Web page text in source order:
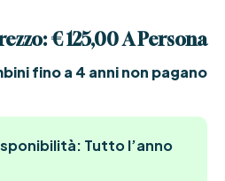
€ 125,00 A Persona
fino a 4 anni non pagano
Tutto l’anno